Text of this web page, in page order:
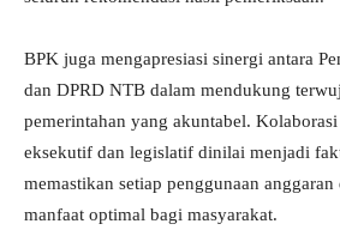
BPK juga mengapresiasi sinergi antara
dan DPRD NTB dalam mendukung
pemerintahan yang akuntabel.
eksekutif dan legislatif dinilai menjadi
memastikan setiap penggunaan
manfaat optimal bagi masyarakat.